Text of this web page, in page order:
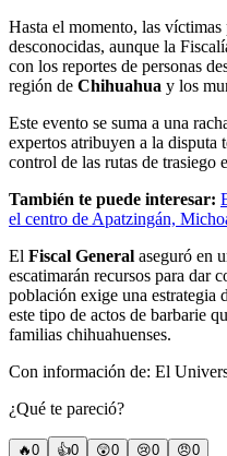
Hasta el momento, las
desconocidas, aunque la
con los reportes de personas
región de Chihuahua y los
Este evento se suma a una
expertos atribuyen a la disputa
control de las rutas de trasiego
También te puede interesar:
el centro de Apatzingán,
El Fiscal General aseguró en
escatimarán recursos para dar
población exige una estrategia
este tipo de actos de barbarie
familias chihuahuenses.
Con información de: El
¿Qué te pareció?
🔥0 👍0 😲0 😢0 😠0